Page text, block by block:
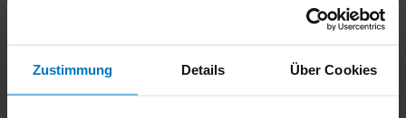
Zustimmung Details Über Cookies